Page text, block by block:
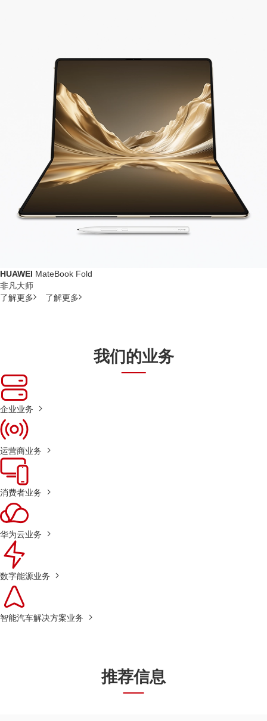
HUAWEI MateBook Fold
非凡大师
了解更多
了解更多
我们的业务
企业业务
运营商业务
消费者业务
华为云业务
数字能源业务
智能汽车解决方案业务
推荐信息